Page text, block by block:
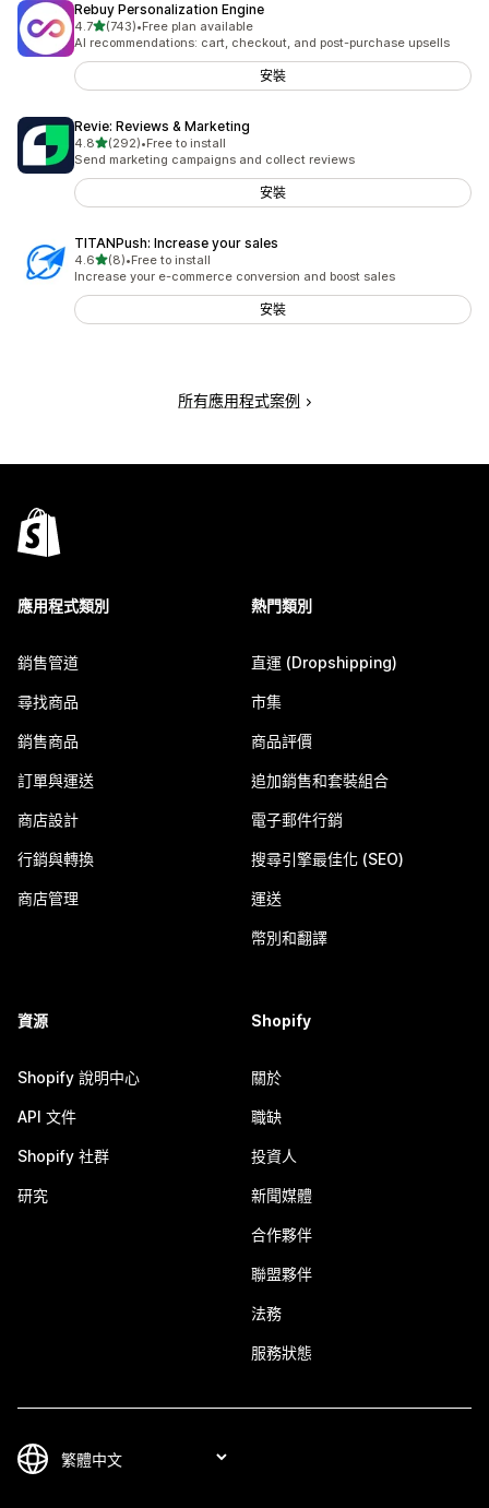
Rebuy Personalization Engine
4.7滿分 5 顆星
(743)
共有 743 則評價
•Free plan available
AI recommendations: cart, checkout, and post-purchase upsells
安裝
Revie: Reviews & Marketing
4.8滿分 5 顆星
(292)
共有 292 則評價
•Free to install
Send marketing campaigns and collect reviews
安裝
TITANPush: Increase your sales
4.6滿分 5 顆星
(8)
共有 8 則評價
•Free to install
Increase your e-commerce conversion and boost sales
安裝
所有應用程式案例
應用程式類別
銷售管道
尋找商品
銷售商品
訂單與運送
商店設計
行銷與轉換
商店管理
熱門類別
直運 (Dropshipping)
市集
商品評價
追加銷售和套裝組合
電子郵件行銷
搜尋引擎最佳化 (SEO)
運送
幣別和翻譯
資源
Shopify 說明中心
API 文件
Shopify 社群
研究
Shopify
關於
職缺
投資人
新聞媒體
合作夥伴
聯盟夥伴
法務
服務狀態